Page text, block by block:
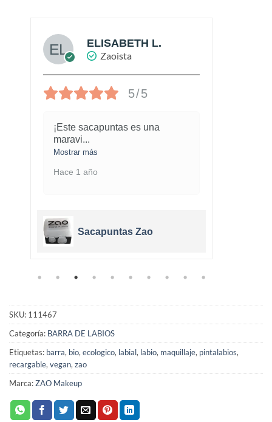
ELISABETH L.
Zaoista
5/5
¡Este sacapuntas es una
maravi...
Mostrar más
Hace 1 año
Sacapuntas Zao
SKU: 111467
Categoría: BARRA DE LABIOS
Etiquetas: barra, bio,ecologico, labial, labio, maquillaje, pintalabios,
recargable,vegan,zao
Marca:ZAO Makeup